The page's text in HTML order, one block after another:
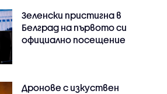
Зеленски пристигна в
Белград на първото си
официално посещение
Дронове с изкуствен